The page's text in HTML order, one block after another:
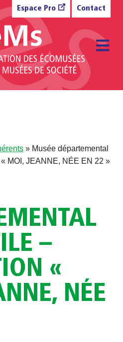
Espace Pro Contact
» Musée départemental
MOI, JEANNE, NÉE EN 22 »
–
«
NÉE